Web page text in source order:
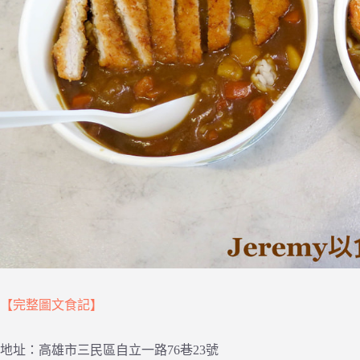
【完整圖文食記】
地址：高雄市三民區自立一路76巷23號